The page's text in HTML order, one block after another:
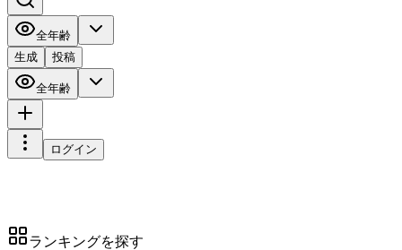
全年齢
生成
投稿
全年齢
ログイン
ランキングを探す